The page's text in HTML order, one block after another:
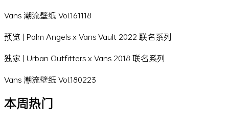
Vans 潮流壁纸 Vol.161118
预览 | Palm Angels x Vans Vault 2022 联名系列
独家 | Urban Outfitters x Vans 2018 联名系列
Vans 潮流壁纸 Vol.180223
本周热门